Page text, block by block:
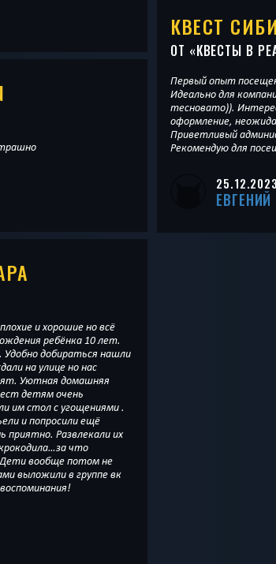
и хорошие но всё
ребёнка 10 лет.
добираться нашли
на улице но нас
Уютная домашняя
детям очень
им стол с угощениями .
и попросили ещё
приятно. Развлекали их
что
Дети вообще потом не
выложили в группе вк
КВЕСТ
ОТ «КВЕСТЫ В
Первый опыт
Идеально для
тесновато)).
оформление,
Приветливый
Рекомендую для
25.12.2023
ЕВГЕНИЙ